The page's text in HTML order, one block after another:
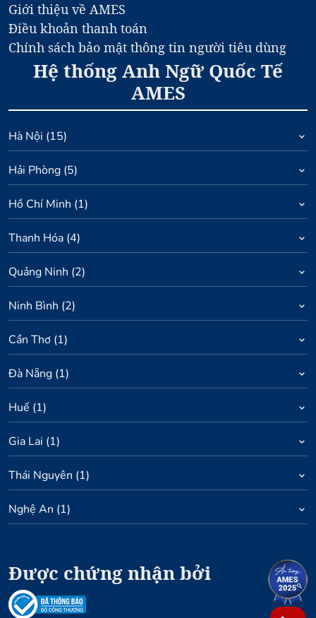
Giới thiệu về AMES
Điều khoản thanh toán
Chính sách bảo mật thông tin người tiêu dùng
Hệ thống Anh Ngữ Quốc Tế
AMES
Hà Nội (15)
Hải Phòng (5)
Hồ Chí Minh (1)
Thanh Hóa (4)
Quảng Ninh (2)
Ninh Bình (2)
Cần Thơ (1)
Đà Nẵng (1)
Huế (1)
Gia Lai (1)
Thái Nguyên (1)
Nghệ An (1)
Được chứng nhận bởi